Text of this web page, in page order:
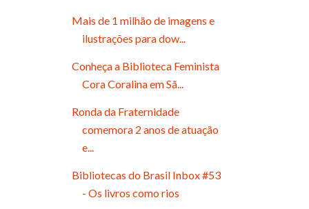
Mais de 1 milhão de imagens e
ilustrações para dow...
Conheça a Biblioteca Feminista
Cora Coralina em Sã...
Ronda da Fraternidade
comemora 2 anos de atuação
e...
Bibliotecas do Brasil Inbox #53
- Os livros como rios